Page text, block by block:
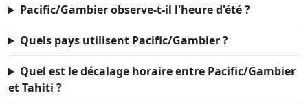
Pacific/Gambier observe-t-il l'heure d'été ?
Quels pays utilisent Pacific/Gambier ?
Quel est le décalage horaire entre Pacific/Gambier
et Tahiti ?